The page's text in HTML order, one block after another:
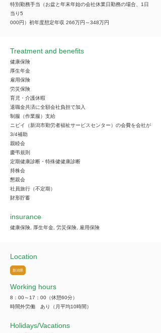
特別勤務手当（お盆と年末年始の会社休業日勤務の場合、1日
当り5
000円）初年度想定年収 266万円～348万円
Treatment and benefits
健康保険
厚生年金
雇用保険
労災保険
育児・介護休暇
退職金共済に全額会社負担で加入
制服（作業服）支給
ニピイ（新潟市勤労者福祉サービスセンター）の会費を会社が
3/4補助
親睦会
慶弔規則
定期健康診断・特殊健健康診断
持株会
懇親会
社員旅行（不定期）
財形貯蓄
insurance
健康保険, 厚生年金, 労災保険, 雇用保険
Location
新潟県
Working hours
8：00～17：00（休憩60分）
時間外労働 あり（月平均10時間）
​Holidays/Vacations